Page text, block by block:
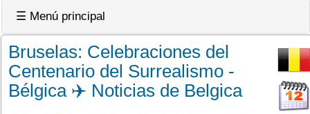
☰ Menú principal
Bruselas: Celebraciones del
Centenario del Surrealismo -
Bélgica ✈️ Noticias de Belgica